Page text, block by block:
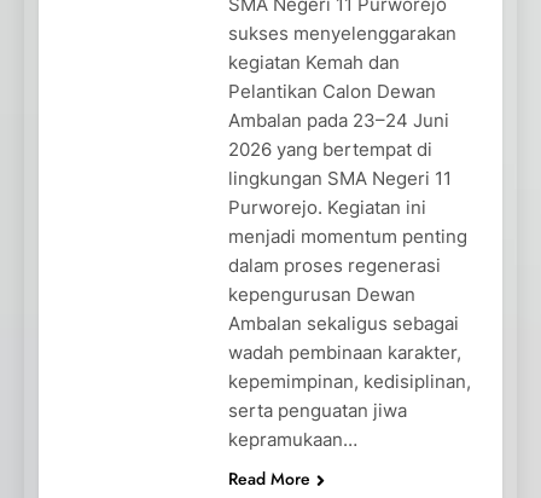
sukses menyelenggarakan
kegiatan Kemah dan
Pelantikan Calon Dewan
Ambalan pada 23–24 Juni
2026 yang bertempat di
lingkungan SMA Negeri 11
Purworejo. Kegiatan ini
menjadi momentum penting
dalam proses regenerasi
kepengurusan Dewan
Ambalan sekaligus sebagai
wadah pembinaan karakter,
kepemimpinan, kedisiplinan,
serta penguatan jiwa
kepramukaan…
Read More